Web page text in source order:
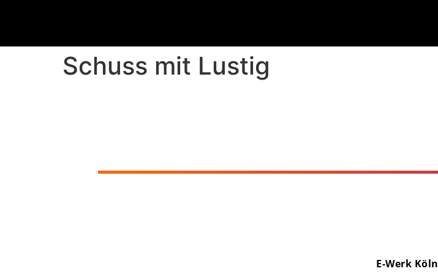
Schuss mit Lustig
E-Werk Köln